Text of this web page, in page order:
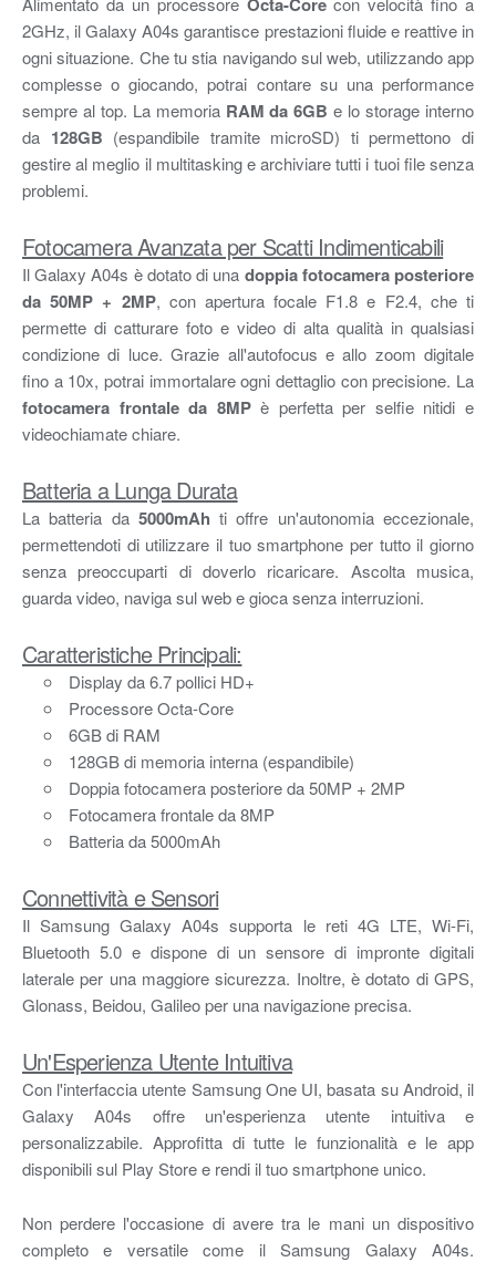
2GHz, il Galaxy A04s garantisce prestazioni fluide e reattive in
ogni situazione. Che tu stia navigando sul web, utilizzando app
complesse o giocando, potrai contare su una performance
sempre al top. La memoria RAM da 6GB e lo storage interno
da 128GB (espandibile tramite microSD) ti permettono di
gestire al meglio il multitasking e archiviare tutti i tuoi file senza
problemi.
Fotocamera Avanzata per Scatti Indimenticabili
Il Galaxy A04s è dotato di una doppia fotocamera posteriore
da 50MP + 2MP, con apertura focale F1.8 e F2.4, che ti
permette di catturare foto e video di alta qualità in qualsiasi
condizione di luce. Grazie all'autofocus e allo zoom digitale
fino a 10x, potrai immortalare ogni dettaglio con precisione. La
fotocamera frontale da 8MPè perfetta per selfie nitidi e
videochiamate chiare.
Batteria a Lunga Durata
La batteria da 5000mAh ti offre un'autonomia eccezionale,
permettendoti di utilizzare il tuo smartphone per tutto il giorno
senza preoccuparti di doverlo ricaricare. Ascolta musica,
guarda video, naviga sul web e gioca senza interruzioni.
Caratteristiche Principali:
Display da 6.7 pollici HD+
Processore Octa-Core
6GB di RAM
128GB di memoria interna (espandibile)
Doppia fotocamera posteriore da 50MP + 2MP
Fotocamera frontale da 8MP
Batteria da 5000mAh
Connettività e Sensori
Il Samsung Galaxy A04s supporta le reti 4G LTE, Wi-Fi,
Bluetooth 5.0 e dispone di un sensore di impronte digitali
laterale per una maggiore sicurezza. Inoltre, è dotato di GPS,
Glonass, Beidou, Galileo per una navigazione precisa.
Un'Esperienza Utente Intuitiva
Con l'interfaccia utente Samsung One UI, basata su Android, il
Galaxy A04s offre un'esperienza utente intuitiva e
personalizzabile. Approfitta di tutte le funzionalità e le app
disponibili sul Play Store e rendi il tuo smartphone unico.
Non perdere l'occasione di avere tra le mani un dispositivo
completo e versatile come il Samsung Galaxy A04s.